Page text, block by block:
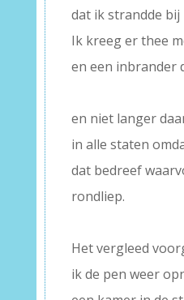
dat ik strandde bij
Ik kreeg er thee
en een inbrander
en niet langer
in alle staten
dat bedreef
rondliep.
Het vergleed
ik de pen weer